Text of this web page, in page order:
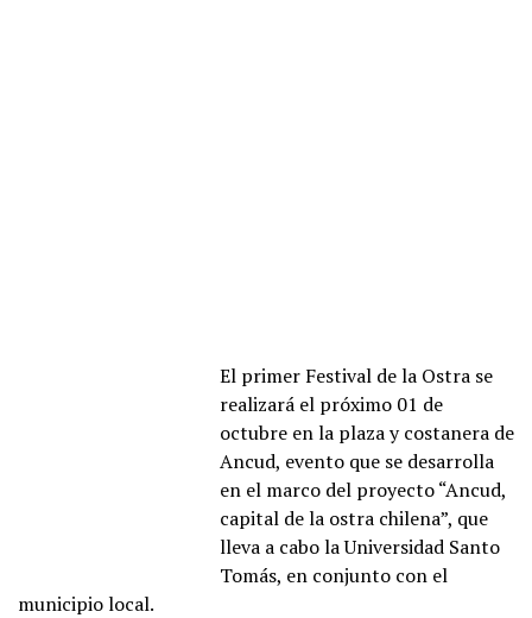
El primer Festival de la Ostra se
realizará el próximo 01 de
octubre en la plaza y costanera de
Ancud, evento que se desarrolla
en el marco del proyecto “Ancud,
capital de la ostra chilena”, que
lleva a cabo la Universidad Santo
Tomás, en conjunto con el
municipio local.